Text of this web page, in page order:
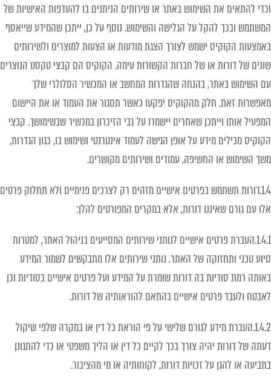
וכדי להתאים את השימוש באתר או שירותים הניתנים בו להעדפות האישיות של
המשתמש ובכך להקל על הגלישה והשימוש. נוסף על כן, ייתכן שהמידע שייאסף
באמצעות הקוקיס ישמש לצורך הצגת מודעות או הצעות למוצרים ולשירותים
שונים של דורות או של חברות הקשורות עימה. הקוקיס הם קבצי טקסט הנוצרים
עם השימוש באתר, בהנחה שהגדרות המחשב או המכשיר הסלולרי שלך
מאפשרות זאת. חלק מהקוקיס יפקעו כאשר תסגור את העמוד או את היישום
המפעיל אותו וייתכן שאחרים יישמרו על גבי הזיכרון במכשיר שבשימושך. קבצי
הקוקיס מכילים מידע על אופן הגישה לעמוד אינטרנטי ושימוש בו, כגון הגדרות,
משך השימוש או החשיפה, עמודים ושירותים מקושרים.
1.4.דורות תשתמש בפרטים אישיים מזהים רק לצרכים פנימיים ולא תחלוק פרטים
אלו עם גורם שאיננו דורות, אלא במקרים המפורטים להלן:
1.4.1.העברת פרטים אישיים לנותני שירותים המסייעים בניהול האתר, למטרות
סיוע טכני ותחזוקה של האתר. נותני שירותים אלו מתבקשים לשמור המידע
באותה רמת סודיות בה דורות שומרת על המידע ועל פרטים אישיים בסודיות וכן
לאבטח ולעבד פרטים אישיים בהתאם להוראותיה של דורות.
1.4.2.העברת מידע לגורם שלישי על פי הוראת כל דין או במקרה שלפי שיקול
דעתה של דורות יהיה צורך בכך לקיים כל דין או הליך משפטי או כדי להתגונן
בתביעה או להגן על זכויות דורות, לקוחותיה או מי מהציבור.